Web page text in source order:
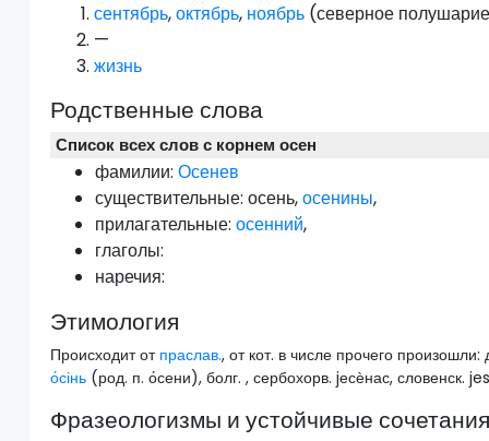
сентябрь,октябрь, ноябрь (северное
—
жизнь
Родственные слова
Список всех слов с корнем осен
фамилии: Осенев
существительные: осень,осенины,
прилагательные: осенний,
глаголы:
наречия:
Этимология
Происходит от праслав., от кот. в числе прочего
о́сінь (род. п. о́сени), болг. , сербохорв. jесѐнас, словенск.
Фразеологизмы и устойчивые